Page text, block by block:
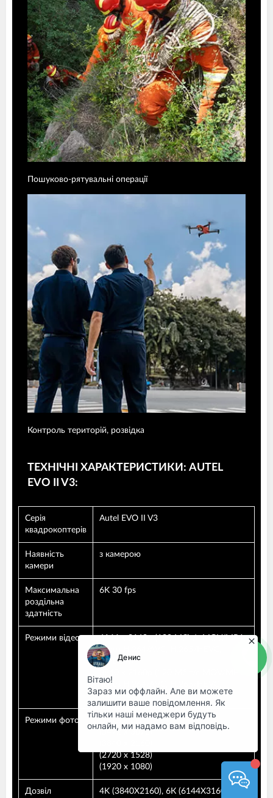
Пошуково-рятувальні операції
Контроль територій, розвідка
ТЕХНІЧНІ ХАРАКТЕРИСТИКИ: AUTEL
EVO II V3:
Серія
квадрокоптерів
Autel EVO II V3
Наявність
камери
з камерою
Максимальна
роздільна
здатність
6K 30 fps
Режими відео
через H.264/AVC, H.265/HEVC,
MPEG-4)
через H.264/AVC, H.265/HEVC,
MPEG-4)
Режими фото
DNG/JPEG
(5472 x 3076)
(2720 x 1528)
(1920 х 1080)
Дозвіл 4K (3840X2160), 6К (6144Х3160)